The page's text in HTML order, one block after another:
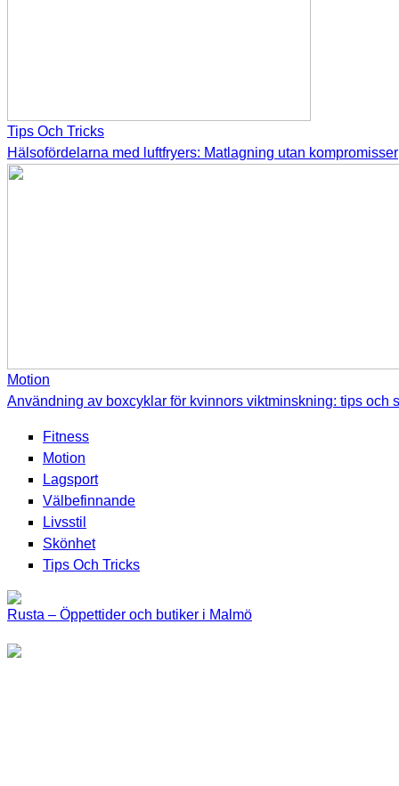
Tips Och Tricks
Hälsofördelarna med luftfryers: Matlagning utan kompromisser
Motion
Användning av boxcyklar för kvinnors viktminskning: tips och
Fitness
Motion
Lagsport
Välbefinnande
Livsstil
Skönhet
Tips Och Tricks
Rusta – Öppettider och butiker i Malmö